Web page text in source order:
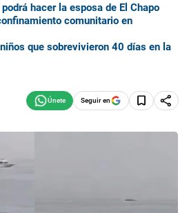
hacer la esposa de El Chapo
comunitario en
que sobrevivieron 40 días en la
Seguir en